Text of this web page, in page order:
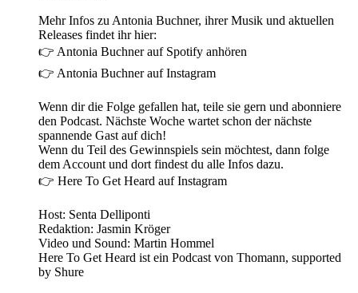
Mehr Infos zu Antonia Buchner, ihrer Musik und aktuellen
Releases findet ihr hier:
👉 Antonia Buchner auf Spotify anhören
👉 Antonia Buchner auf Instagram
Wenn dir die Folge gefallen hat, teile sie gern und abonniere
den Podcast. Nächste Woche wartet schon der nächste
spannende Gast auf dich!
Wenn du Teil des Gewinnspiels sein möchtest, dann folge
dem Account und dort findest du alle Infos dazu.
👉 Here To Get Heard auf Instagram
Host: Senta Delliponti
Redaktion: Jasmin Kröger
Video und Sound: Martin Hommel
Here To Get Heard ist ein Podcast von Thomann, supported
by Shure